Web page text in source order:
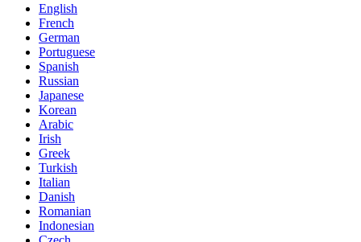
English
French
German
Portuguese
Spanish
Russian
Japanese
Korean
Arabic
Irish
Greek
Turkish
Italian
Danish
Romanian
Indonesian